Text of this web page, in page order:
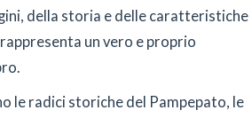
della storia e delle caratteristiche
un vero e proprio
le radici storiche del Pampepato, le